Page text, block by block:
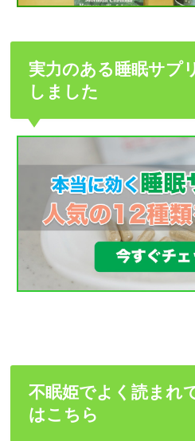
実力のある睡眠サプ
しました
不眠姫でよく読まれ
はこちら